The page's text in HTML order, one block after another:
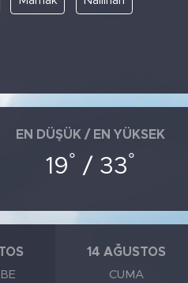
EN DÜŞÜK / EN YÜKSEK
19° / 33°
14 AĞUSTOS
CUMA